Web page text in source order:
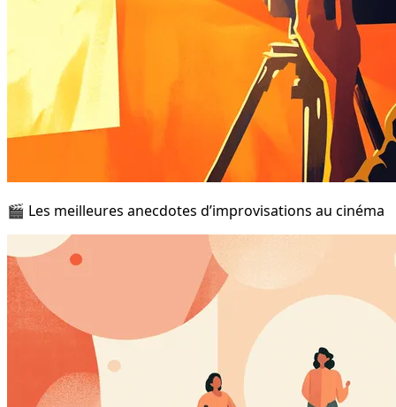
🎬 Les meilleures anecdotes d’improvisations au cinéma